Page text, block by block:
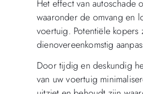
Het effect van autoschade
waaronder de omvang en
voertuig. Potentiële kopers
dienovereenkomstig
Door tijdig en deskundig
van uw voertuig